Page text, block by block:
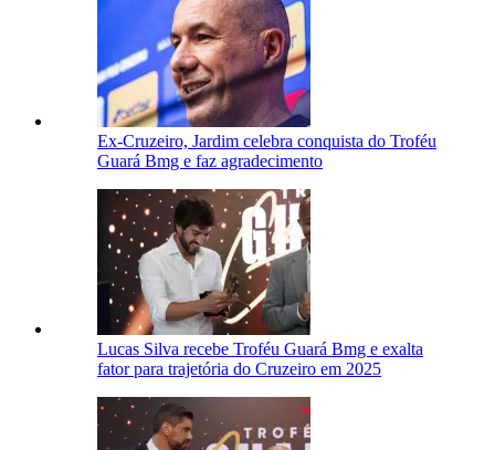
Ex-Cruzeiro, Jardim celebra conquista do Troféu
Guará Bmg e faz agradecimento
Lucas Silva recebe Troféu Guará Bmg e exalta
fator para trajetória do Cruzeiro em 2025